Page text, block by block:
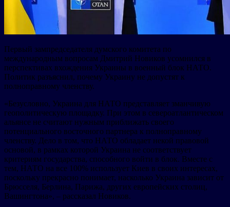
Первый зампредседателя думского комитета по
международным вопросам Дмитрий Новиков усомнился в
перспективах вхождения Украины в военный блок НАТО.
Политик разъяснил, почему Украину не допустят к
полноправному членству.
«Безусловно, Украина для НАТО представляет зманчивую
геополитическую площадку. При этом в североатлантическом
альянсе не считают нужным приближать своего
потенциального восточного партнера к полноправному
членству. Дело в том, что НАТО обладает некой правовой
основой, в рамках которой Украина не соответствует
критериям государства, способного войти в блок. Вместе с
тем, НАТО на все 100% использует Киев в своих интересах,
поскольку прекрасно понимает, насколько Украина зависит от
Брюсселя, Берлина, Парижа, других европейских столиц,
Вашингтона», – рассказал Новиков.